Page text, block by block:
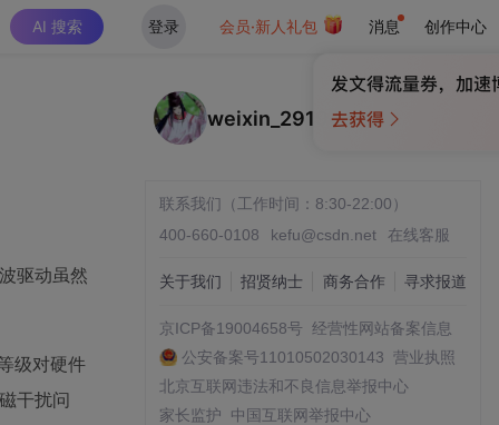
AI 搜索 登录 会员·新人礼包 消息 创作中心
驱动虽然
级对硬件
干扰问
weixin_29194693
联系我们（工作时间：8:30-22:00）
400-660-0108
kefu@csdn.net 在线客服
关于我们 招贤纳士 商务合作 寻求报道
京ICP备19004658号 经营性网站备案信息
公安备案号11010502030143 营业执照
北京互联网违法和不良信息举报中心
家长监护
中国互联网举报中心